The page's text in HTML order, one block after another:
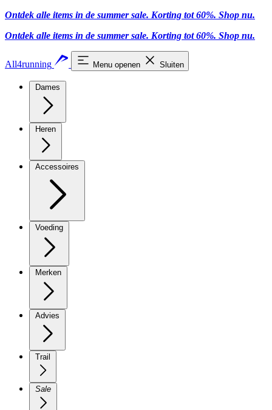
Ontdek alle items in de summer sale. Korting tot 60%. Shop nu.
Ontdek alle items in de summer sale. Korting tot 60%. Shop nu.
All4running Menu openen Sluiten
Dames
Heren
Accessoires
Voeding
Merken
Advies
Trail
Sale